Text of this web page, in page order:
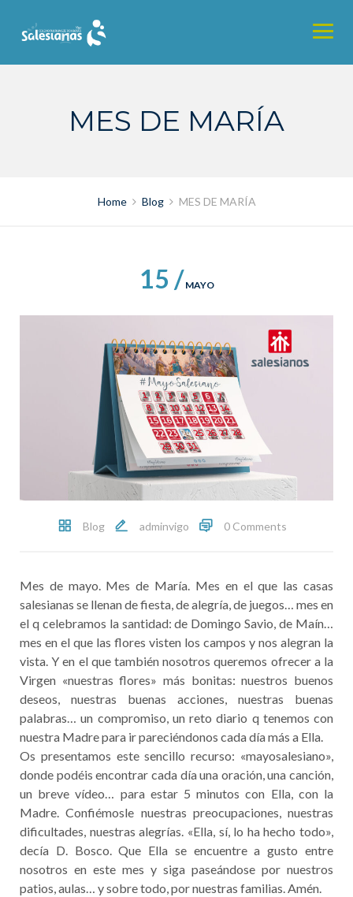
content
MES DE MARÍA
Home Blog MES DE MARÍA
15 / MAYO
Blog adminvigo 0 Comments
Mes de mayo. Mes de María. Mes en el que las casas
salesianas se llenan de fiesta, de alegría, de juegos… mes en
el q celebramos la santidad: de Domingo Savio, de Maín…
mes en el que las flores visten los campos y nos alegran la
vista. Y en el que también nosotros queremos ofrecer a la
Virgen «nuestras flores» más bonitas: nuestros buenos
deseos, nuestras buenas acciones, nuestras buenas
palabras… un compromiso, un reto diario q tenemos con
nuestra Madre para ir pareciéndonos cada día más a Ella.
Os presentamos este sencillo recurso: «mayosalesiano»,
donde podéis encontrar cada día una oración, una canción,
un breve vídeo… para estar 5 minutos con Ella, con la
Madre. Confiémosle nuestras preocupaciones, nuestras
dificultades, nuestras alegrías. «Ella, sí, lo ha hecho todo»,
decía D. Bosco. Que Ella se encuentre a gusto entre
nosotros en este mes y siga paseándose por nuestros
patios, aulas… y sobre todo, por nuestras familias. Amén.